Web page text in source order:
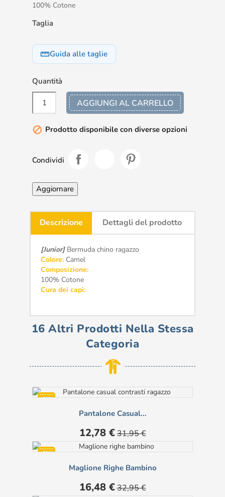
100% Cotone
Taglia
straightenGuida alle taglie
Quantità
AGGIUNGI AL CARRELLO
 Prodotto disponibile con diverse opzioni
Condividi
Descrizione Dettagli del prodotto
[Junior] Bermuda chino ragazzo
Colore: Camel
Composizione:
100% Cotone
Cura dei capi:
16 Altri Prodotti Nella Stessa
Categoria
-60%
Pantalone Casual...
Prezzo
12,78 € Prezzo
base
31,95 €
-50%
Maglione Righe Bambino
Prezzo
16,48 € Prezzo
base
32,95 €